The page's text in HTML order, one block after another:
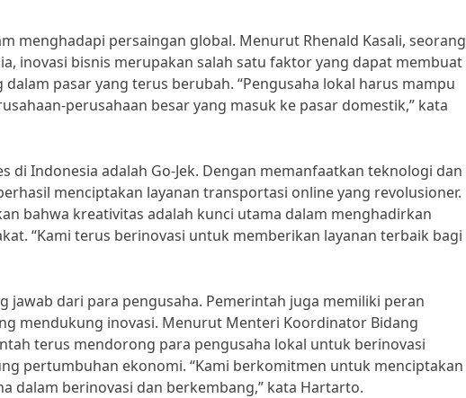
menghadapi persaingan global. Menurut Rhenald Kasali, seorang
inovasi bisnis merupakan salah satu faktor yang dapat membuat
pasar yang terus berubah. “Pengusaha lokal harus mampu
perusahaan besar yang masuk ke pasar domestik,” kata
di Indonesia adalah Go-Jek. Dengan memanfaatkan teknologi dan
menciptakan layanan transportasi online yang revolusioner.
bahwa kreativitas adalah kunci utama dalam menghadirkan
“Kami terus berinovasi untuk memberikan layanan terbaik bagi
jawab dari para pengusaha. Pemerintah juga memiliki peran
mendukung inovasi. Menurut Menteri Koordinator Bidang
terus mendorong para pengusaha lokal untuk berinovasi
pertumbuhan ekonomi. “Kami berkomitmen untuk menciptakan
dalam berinovasi dan berkembang,” kata Hartarto.